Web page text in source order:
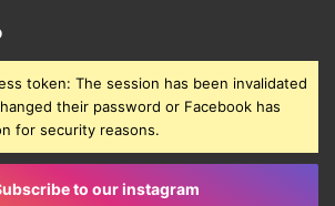
token: The session has been invalidated
their password or Facebook has
for security reasons.
to our instagram